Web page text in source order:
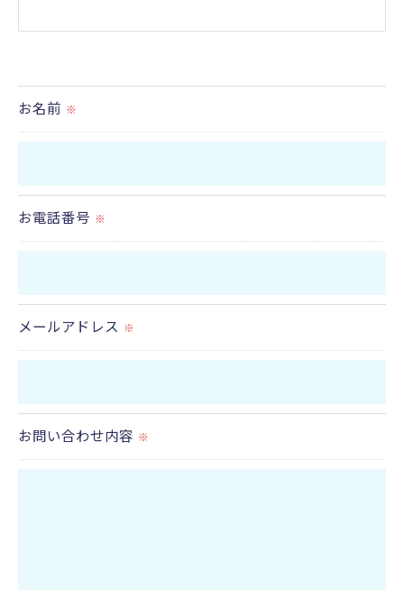
られた場合を除き、
お名前 ※
お電話番号 ※
メールアドレス ※
お問い合わせ内容 ※